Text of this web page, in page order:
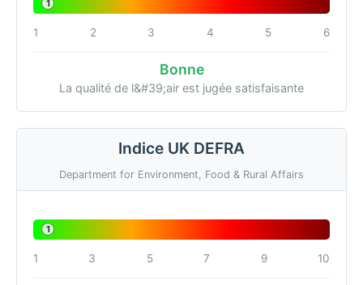
1
1 2 3 4 5 6
Bonne
La qualité de l&#39;air est jugée satisfaisante
Indice UK DEFRA
Department for Environment, Food & Rural Affairs
1
1 3 5 7 9 10